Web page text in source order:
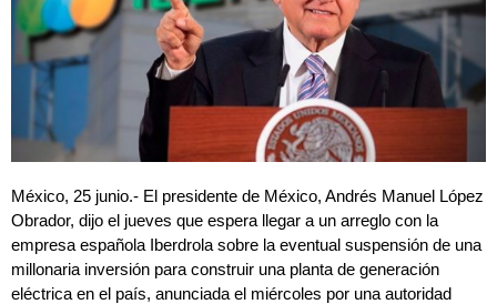
México, 25 junio.- El presidente de México, Andrés Manuel López
Obrador, dijo el jueves que espera llegar a un arreglo con la
empresa española Iberdrola sobre la eventual suspensión de una
millonaria inversión para construir una planta de generación
eléctrica en el país, anunciada el miércoles por una autoridad